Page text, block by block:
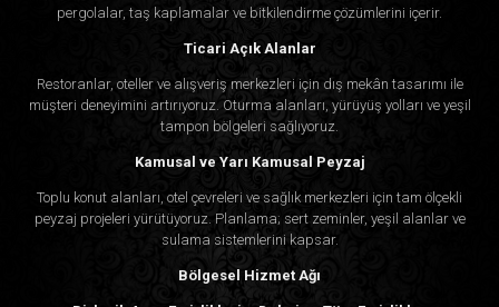
pergolalar, taş kaplamalar ve bitkilendirme çözümlerini içerir.
Ticari Açık Alanlar
Restoranlar, oteller ve alışveriş merkezleri için dış mekân tasarımı ile
müşteri deneyimini artırıyoruz. Oturma alanları, yürüyüş yolları ve yeşil
tampon bölgeleri sağlıyoruz.
Kamusal ve Yarı Kamusal Peyzaj
Toplu konut alanları, otel çevreleri ve sağlık merkezleri için tam ölçekli
peyzaj projeleri yürütüyoruz. Planlama; sert zeminler, yeşil alanlar ve
sulama sistemlerini kapsar.
Bölgesel Hizmet Ağı